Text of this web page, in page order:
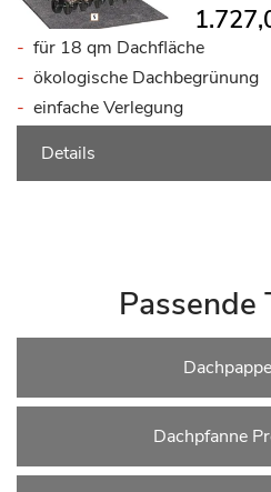
für 18 qm Dachfläche
ökologische Dachbegrünung
einfache Verlegung
Details
Passende
Dachpappe
Dachpfanne